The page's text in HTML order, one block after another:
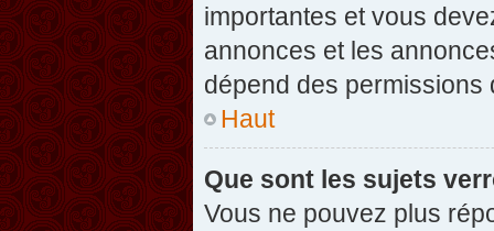
importantes et vous
annonces et les
dépend des permissions
Haut
Que sont les sujets
Vous ne pouvez plus